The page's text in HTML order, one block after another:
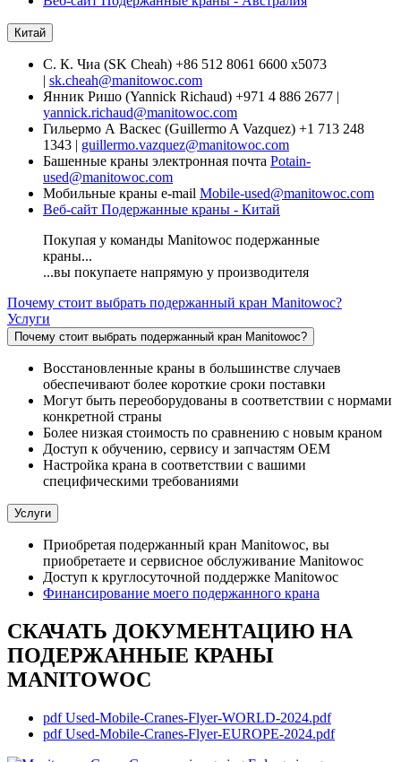
Китай
С. К. Чиа (SK Cheah) +86 512 8061 6600 x5073
| sk.cheah@manitowoc.com
Янник Ришо (Yannick Richaud) +971 4 886 2677 |
yannick.richaud@manitowoc.com
Гильермо А Васкес (Guillermo A Vazquez) +1 713 248
1343 | guillermo.vazquez@manitowoc.com
Башенные краны электронная почта Potain-
used@manitowoc.com
Мобильные краны e-mail Mobile-used@manitowoc.com
Веб-сайт Подержанные краны - Китай
Покупая у команды Manitowoc подержанные
краны...
...вы покупаете напрямую у производителя
Почему стоит выбрать подержанный кран Manitowoc?
Услуги
Почему стоит выбрать подержанный кран Manitowoc?
Восстановленные краны в большинстве случаев
обеспечивают более короткие сроки поставки
Могут быть переоборудованы в соответствии с нормами
конкретной страны
Более низкая стоимость по сравнению с новым краном
Доступ к обучению, сервису и запчастям OEM
Настройка крана в соответствии с вашими
специфическими требованиями
Услуги
Приобретая подержанный кран Manitowoc, вы
приобретаете и сервисное обслуживание Manitowoc
Доступ к круглосуточной поддержке Manitowoc
Финансирование моего подержанного крана
СКАЧАТЬ ДОКУМЕНТАЦИЮ НА
ПОДЕРЖАННЫЕ КРАНЫ
MANITOWOC
pdfUsed-Mobile-Cranes-Flyer-WORLD-2024.pdf
pdfUsed-Mobile-Cranes-Flyer-EUROPE-2024.pdf